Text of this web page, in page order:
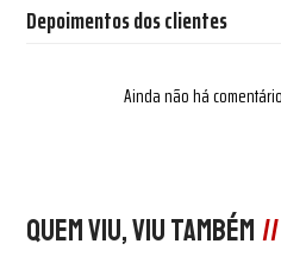
Depoimentos dos clientes
Ainda não há
Quem viu, viu também